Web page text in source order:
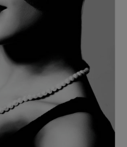
tikai daži soļi